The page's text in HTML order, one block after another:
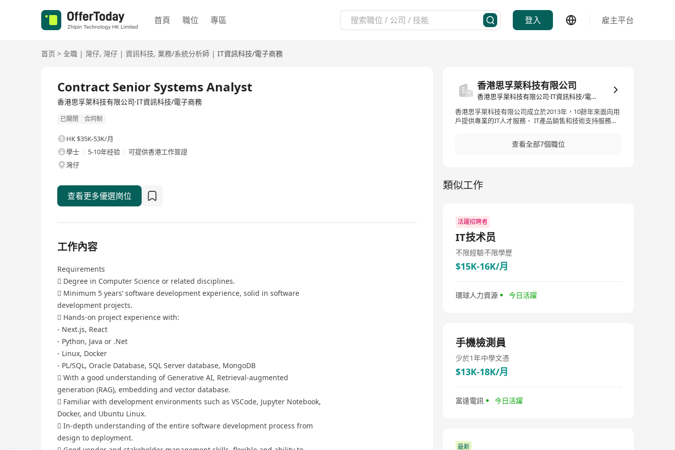
首頁 職位 專區 登入 雇主平台
首页 > 全職 | 灣仔, 灣仔 | 資訊科技, 業務/系統分析師 | IT資訊科技/電子商務
Contract Senior Systems Analyst
香港思孚萊科技有限公司·IT資訊科技/電子商務
已關閉 合同制
HK $35K-53K/月
學士
5-10年经验
可提供香港工作簽證
灣仔
查看更多優選崗位
工作內容
Requirements
 Degree in Computer Science or related disciplines.
 Minimum 5 years’ software development experience, solid in software
development projects.
 Hands-on project experience with:
- Next.js, React
- Python, Java or .Net
- Linux, Docker
- PL/SQL, Oracle Database, SQL Server database, MongoDB
 With a good understanding of Generative AI, Retrieval-augmented
generation (RAG), embedding and vector database.
 Familiar with development environments such as VSCode, Jupyter Notebook,
Docker, and Ubuntu Linux.
 In-depth understanding of the entire software development process from
design to deployment.
香港思孚萊科技有限公司
香港思孚萊科技有限公司·IT資訊科技/電子商務
香港思孚萊科技有限公司成立於2013年，10餘年來面向用
戶提供專業的IT人才服務、 IT產品銷售和技術支持服務、
值的資產”，我們組建了人才拓展團隊和人才服務團隊為我
們的客戶、我們自己在市場中挖掘最合適的人才、留住人
查看全部7個職位
類似工作
活躍招聘者
IT技术员
不限經驗不限學歷
$15K-16K/月
環球人力資源 今日活躍
手機檢測員
少於1年中學文憑
$13K-18K/月
富達電訊 今日活躍
最新